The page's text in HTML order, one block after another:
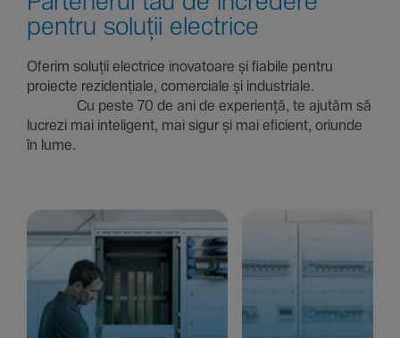
pentru soluții electrice
Oferim soluții electrice inova­toare și fiabile pentru
proiecte rezi­den­țiale, comer­ciale și indus­triale.
Cu peste 70 de ani de expe­riență, te ajutăm să
lucrezi mai inte­li­gent, mai sigur și mai eficient, oriunde
în lume.